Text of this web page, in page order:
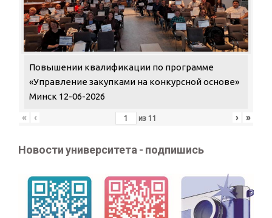
Повышении квалификации по программе
«Управление закупками на конкурсной основе»
Минск 12-06-2026
« ‹ из 11 › »
Новости университета - подпишись